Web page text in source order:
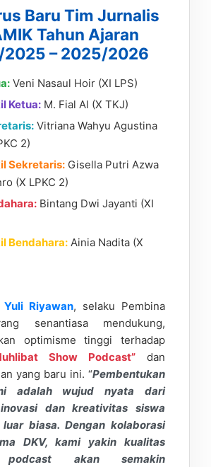
Baru Tim Jurnalis
Tahun Ajaran
– 2025/2026
Veni Nasaul Hoir (XI LPS)
Ketua: M. Fial Al (X TKJ)
Vitriana Wahyu Agustina
2)
Sekretaris: Gisella Putri Azwa
(X LPKC 2)
Bintang Dwi Jayanti (XI
Bendahara: Ainia Nadita (X
Riyawan, selaku Pembina
senantiasa mendukung,
optimisme tinggi terhadap
Show Podcast” dan
yang baru ini. “Pembentukan
adalah wujud nyata dari
dan kreativitas siswa
biasa. Dengan kolaborasi
DKV, kami yakin kualitas
podcast akan semakin